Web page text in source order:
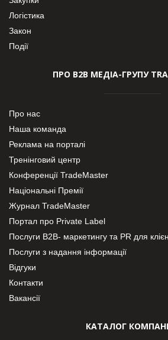
Логістика
Закон
Події
ПРО В2В МЕДІА-ГРУПУ
Про нас
Наша команда
Реклама на порталі
Тренінговий центр
Конференції TradeMaster
Національні Премії
Журнал TradeMaster
Портал про Private Label
Послуги В2В- маркетингу та PR для
Послуги з надання інформації
Відгуки
Контакти
Вакансії
КАТАЛОГ